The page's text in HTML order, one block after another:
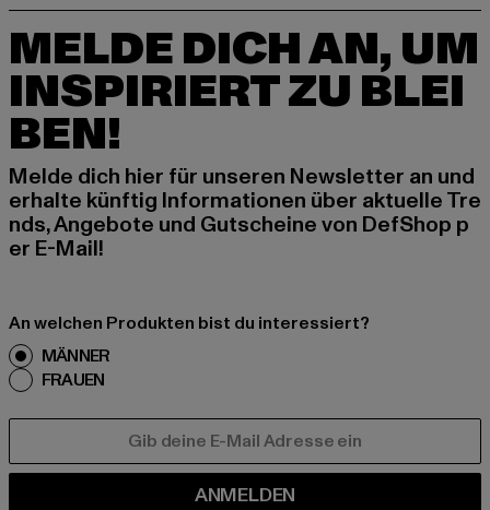
MELDE DICH AN, UM
INSPIRIERT ZU BLEI
BEN!
Melde dich hier für unseren Newsletter an und
erhalte künftig Informationen über aktuelle Tre
nds, Angebote und Gutscheine von DefShop p
er E-Mail!
An welchen Produkten bist du interessiert?
MÄNNER
FRAUEN
ANMELDEN